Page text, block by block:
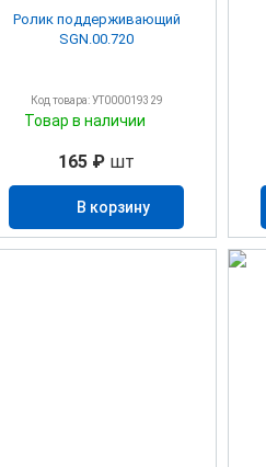
Ролик поддерживающий
SGN.00.720
Код товара: УТ000019329
Товар в наличии
165 ₽ шт
В корзину